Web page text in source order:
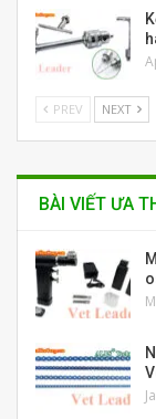
PREV NEXT
BÀI VIẾT ƯA